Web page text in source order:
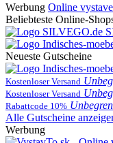
Werbung Online
Beliebteste Online-
Neueste Gutscheine
Kostenloser Versand
Kostenloser Versand
Rabattcode 10%
Alle Gutscheine
Werbung